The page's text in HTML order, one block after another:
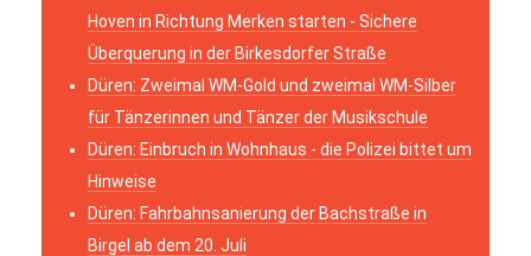
Hoven in Richtung Merken starten - Sichere
Überquerung in der Birkesdorfer Straße
Düren: Zweimal WM-Gold und zweimal WM-Silber
für Tänzerinnen und Tänzer der Musikschule
Düren: Einbruch in Wohnhaus - die Polizei bittet um
Hinweise
Düren: Fahrbahnsanierung der Bachstraße in
Birgel ab dem 20. Juli